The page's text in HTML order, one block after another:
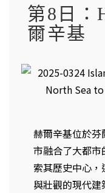
第8日：
爾辛基
赫爾辛基位於
市融合了大都
索其歷史中心
與壯觀的現代